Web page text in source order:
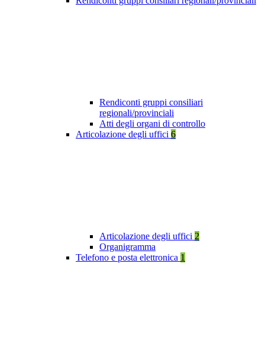
Rendiconti gruppi consiliari
regionali/provinciali
Atti degli organi di controllo
Articolazione degli uffici 6
Articolazione degli uffici 2
Organigramma
Telefono e posta elettronica 1